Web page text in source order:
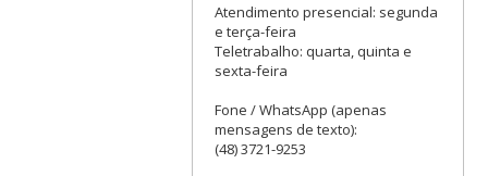
Atendimento presencial: segunda
e terça-feira
Teletrabalho: quarta, quinta e
sexta-feira
Fone / WhatsApp (apenas
mensagens de texto):
(48) 3721-9253